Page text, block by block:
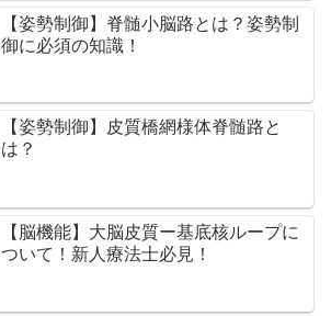
【姿勢制御】脊髄小脳路とは？姿勢制
御に必須の知識！
【姿勢制御】皮質橋網様体脊髄路と
は？
【脳機能】大脳皮質ー基底核ループに
ついて！新人療法士必見！